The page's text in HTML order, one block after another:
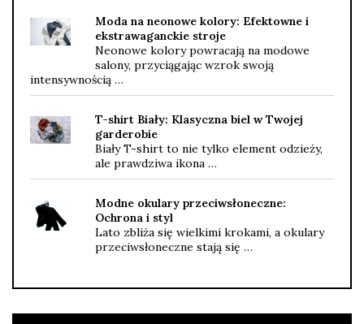
Moda na neonowe kolory: Efektowne i
ekstrawaganckie stroje
Neonowe kolory powracają na modowe
salony, przyciągając wzrok swoją
intensywnością …
T-shirt Biały: Klasyczna biel w Twojej
garderobie
Biały T-shirt to nie tylko element odzieży,
ale prawdziwa ikona …
Modne okulary przeciwsłoneczne:
Ochrona i styl
Lato zbliża się wielkimi krokami, a okulary
przeciwsłoneczne stają się …